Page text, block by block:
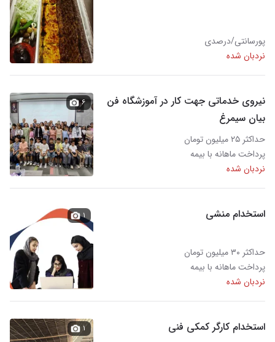
پورسانتی/درصدی
نردبان شده
نیروی خدماتی جهت کار در آموزشگاه فن
بیان سیمرغ
حداکثر ۲۵ میلیون تومان
پرداخت ماهانه با بیمه
نردبان شده
۶
استخدام منشی
حداکثر ۳۰ میلیون تومان
پرداخت ماهانه با بیمه
نردبان شده
۱
استخدام کارگر کمکی فنی ۱